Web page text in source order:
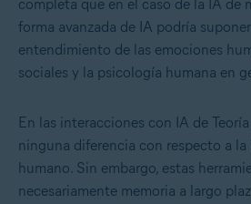
completa que en el caso de la IA de
forma avanzada de IA podría
entendimiento de las emociones
sociales y la psicología humana en
En las interacciones con IA de
ninguna diferencia con respecto a
humano. Sin embargo, estas
necesariamente memoria a largo